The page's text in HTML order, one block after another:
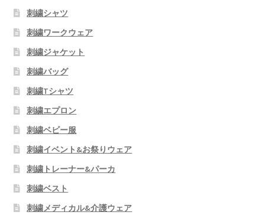
刺繍シャツ
刺繍ワークウェア
刺繍ジャケット
刺繍バッグ
刺繍Tシャツ
刺繍エプロン
刺繍ベビー服
刺繍イベント&お祭りウェア
刺繍トレーナー&パーカ
刺繍ベスト
刺繍メディカル&介護ウェア